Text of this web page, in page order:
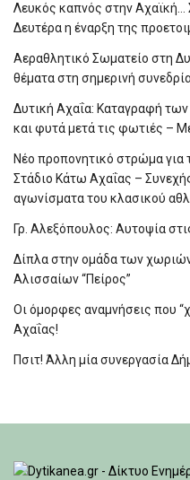
Λευκός καπνός στην Αχαϊκή…
Δευτέρα η έναρξη της
Αεραθλητικό Σωματείο στη
θέματα στη σημερινή
Δυτική Αχαΐα: Καταγραφή των
και φυτά μετά τις φωτιές –
Νέο προπονητικό στρώμα για
Στάδιο Κάτω Αχαΐας –
αγωνίσματα του κλασικού
Γρ. Αλεξόπουλος: Αυτοψία
Δίπλα στην ομάδα των
Αλισσαίων “Πείρος”
Οι όμορφες αναμνήσεις που
Αχαΐας!
Πσιτ! Άλλη μία συνεργασία